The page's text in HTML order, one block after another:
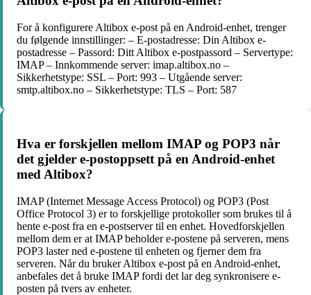
For å konfigurere Altibox e-post på en Android-enhet, trenger
du følgende innstillinger: – E-postadresse: Din Altibox e-
postadresse – Passord: Ditt Altibox e-postpassord – Servertype:
IMAP – Innkommende server: imap.altibox.no –
Sikkerhetstype: SSL – Port: 993 – Utgående server:
smtp.altibox.no – Sikkerhetstype: TLS – Port: 587
Hva er forskjellen mellom IMAP og POP3 når
det gjelder e-postoppsett på en Android-enhet
med Altibox?
IMAP (Internet Message Access Protocol) og POP3 (Post
Office Protocol 3) er to forskjellige protokoller som brukes til å
hente e-post fra en e-postserver til en enhet. Hovedforskjellen
mellom dem er at IMAP beholder e-postene på serveren, mens
POP3 laster ned e-postene til enheten og fjerner dem fra
serveren. Når du bruker Altibox e-post på en Android-enhet,
anbefales det å bruke IMAP fordi det lar deg synkronisere e-
posten på tvers av enheter.